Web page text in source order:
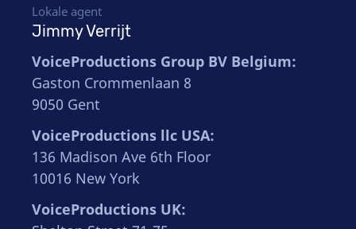
Lokale agent
Jimmy Verrijt
VoiceProductions Group BV Belgium:
Gaston Crommenlaan 8
9050 Gent
VoiceProductions llc USA:
136 Madison Ave 6th Floor
10016 New York
VoiceProductions UK: